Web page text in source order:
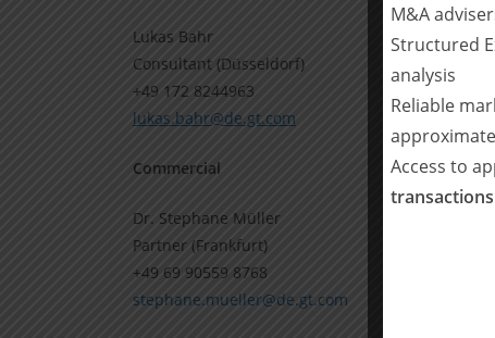
Lukas Bahr
Consultant (Düsseldorf)
+49 172 8244963
lukas.bahr@de.gt.com
Commercial
Dr. Stephane Müller
Partner (Frankfurt)
+49 69 90559 8768
stephane.mueller@de.gt.com
M&A
Structured
analysis
Reliable
Access to